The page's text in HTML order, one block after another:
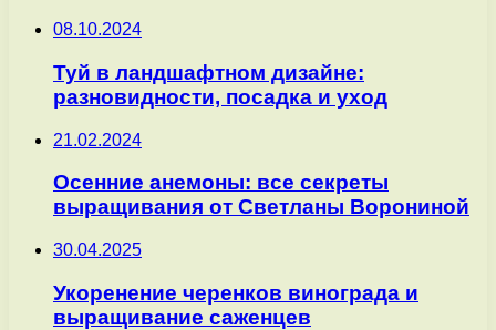
08.10.2024
Туй в ландшафтном дизайне:
разновидности, посадка и уход
21.02.2024
Осенние анемоны: все секреты
выращивания от Светланы Ворониной
30.04.2025
Укоренение черенков винограда и
выращивание саженцев